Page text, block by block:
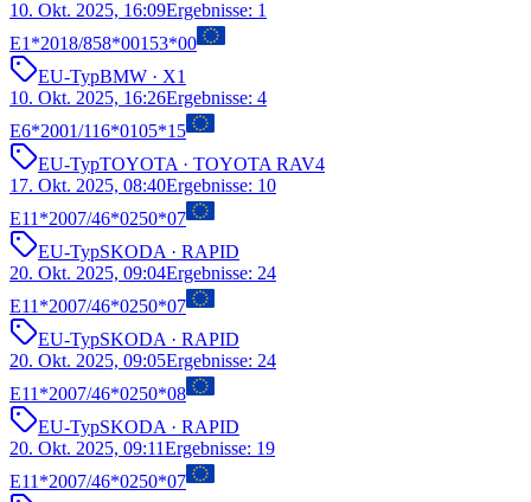
10. Okt. 2025, 16:09Ergebnisse: 1
E1*2018/858*00153*00
EU-TypBMW · X1
10. Okt. 2025, 16:26Ergebnisse: 4
E6*2001/116*0105*15
EU-TypTOYOTA · TOYOTA RAV4
17. Okt. 2025, 08:40Ergebnisse: 10
E11*2007/46*0250*07
EU-TypSKODA · RAPID
20. Okt. 2025, 09:04Ergebnisse: 24
E11*2007/46*0250*07
EU-TypSKODA · RAPID
20. Okt. 2025, 09:05Ergebnisse: 24
E11*2007/46*0250*08
EU-TypSKODA · RAPID
20. Okt. 2025, 09:11Ergebnisse: 19
E11*2007/46*0250*07